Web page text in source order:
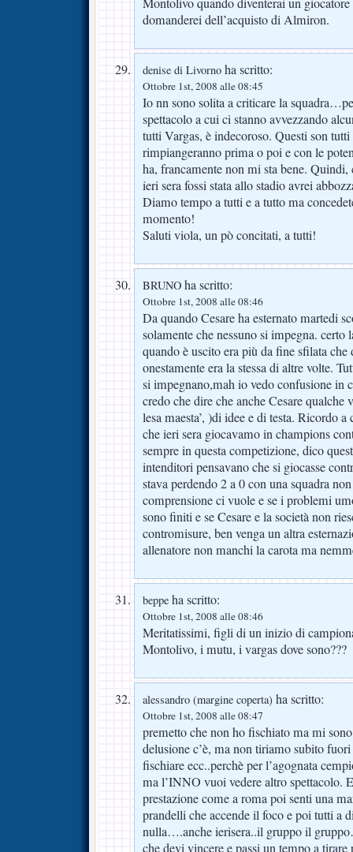
Montolivo quando diventerai un
domanderei dell’acquisto di Almiron.
denise di Livorno ha scritto:
Ottobre 1st, 2008 alle 08:45
Io nn sono solita a criticare la
spettacolo a cui ci stanno avvezzando
tutti Vargas, è indecoroso. Questi son
rimpiangeranno prima o poi e con le
ha, francamente non mi sta bene.
ieri sera fossi stata allo stadio avrei
Diamo tempo a tutti e a tutto ma
momento!
Saluti viola, un pò concitati, a tutti!
BRUNO ha scritto:
Ottobre 1st, 2008 alle 08:46
Da quando Cesare ha esternato martedi
solamente che nessuno si impegna.
quando è uscito era più da fine sfilata
onestamente era la stessa di altre volte.
si impegnano,mah io vedo confusione in
credo che dire che anche Cesare
lesa maesta’, )di idee e di testa. Ricordo
che ieri sera giocavamo in champions
sempre in questa competizione, dico
intenditori pensavano che si giocasse
stava perdendo 2 a 0 con una squadra
comprensione ci vuole e se i problemi
sono finiti e se Cesare e la società non
contromisure, ben venga un altra
allenatore non manchi la carota ma
beppe ha scritto:
Ottobre 1st, 2008 alle 08:46
Meritatissimi, figli di un inizio di
Montolivo, i mutu, i vargas dove sono???
alessandro (margine coperta) ha scritto:
Ottobre 1st, 2008 alle 08:47
premetto che non ho fischiato ma mi
delusione c’è, ma non tiriamo subito
fischiare ecc..perchè per l’agognata
ma l’INNO vuoi vedere altro spettacolo.
prestazione come a roma poi senti una
prandelli che accende il foco e poi tutti a
nulla….anche ierisera..il gruppo il
che devi vincere e passi un tempo a tirare